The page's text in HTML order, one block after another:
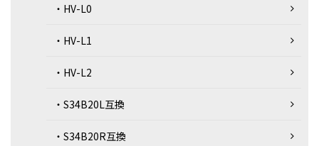
・HV-L0
・HV-L1
・HV-L2
・S34B20L互換
・S34B20R互換